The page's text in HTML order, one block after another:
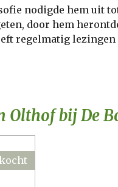
nodigde hem uit
door hem
regelmatig
Olthof bij De